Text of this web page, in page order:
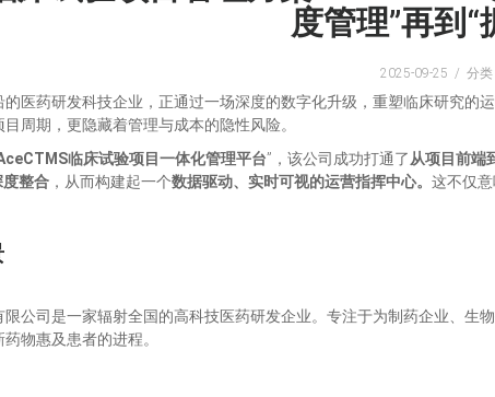
度管理”再到
2025-09-25 分
医药研发科技企业，正通过一场深度的数字化升级，重塑临床研究
周期，更隐藏着管理与成本的隐性风险。
临床试验项目一体化管理平台”，该公司成功打通了 从项目前端
度整合 ，从而构建起一个数据驱动、实时可视的运营指挥中心。 这不仅
限公司是一家辐射全国的高科技医药研发企业。专注于为制药企业、
物惠及患者的进程。